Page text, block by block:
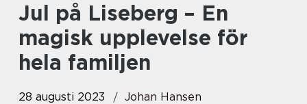
Jul på Liseberg – En
magisk upplevelse för
hela familjen
28 augusti 2023
Johan Hansen